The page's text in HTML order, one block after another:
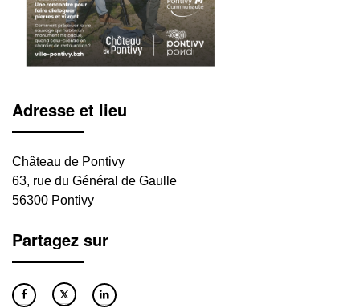
Adresse et lieu
Château de Pontivy
63, rue du Général de Gaulle
56300 Pontivy
Partagez sur